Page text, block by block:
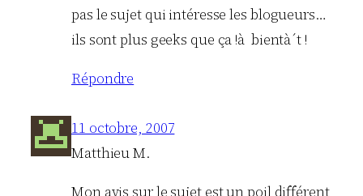
pas le sujet qui intéresse les blogueurs…
ils sont plus geeks que ça !à bientà´t !
Répondre
11 octobre, 2007
Matthieu M.